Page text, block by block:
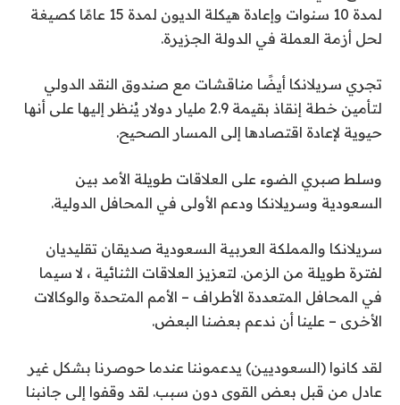
لمدة 10 سنوات وإعادة هيكلة الديون لمدة 15 عامًا كصيغة
لحل أزمة العملة في الدولة الجزيرة.
تجري سريلانكا أيضًا مناقشات مع صندوق النقد الدولي
لتأمين خطة إنقاذ بقيمة 2.9 مليار دولار يُنظر إليها على أنها
حيوية لإعادة اقتصادها إلى المسار الصحيح.
وسلط صبري الضوء على العلاقات طويلة الأمد بين
السعودية وسريلانكا ودعم الأولى في المحافل الدولية.
سريلانكا والمملكة العربية السعودية صديقان تقليديان
لفترة طويلة من الزمن. لتعزيز العلاقات الثنائية ، لا سيما
في المحافل المتعددة الأطراف – الأمم المتحدة والوكالات
الأخرى – علينا أن ندعم بعضنا البعض.
لقد كانوا (السعوديين) يدعموننا عندما حوصرنا بشكل غير
عادل من قبل بعض القوى دون سبب. لقد وقفوا إلى جانبنا